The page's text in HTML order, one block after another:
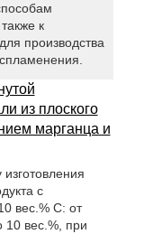
к
производства
из плоского
марганца и
с
вес.% С: от
10 вес.%, при